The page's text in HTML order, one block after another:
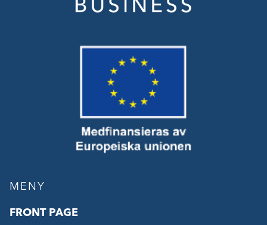
MENY
FRONT PAGE